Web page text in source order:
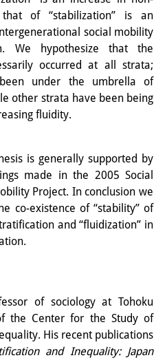
ー
ステナビリティ
ー
ンスフォーメー
ー
ョナル・ジャパ
ス
of “stabilization” is an
social mobility
We hypothesize that the
occurred at all strata;
under the umbrella of
other strata have been being
fluidity.
is generally supported by
made in the 2005 Social
Project. In conclusion we
co-existence of “stability” of
and “fluidization” in
of sociology at Tohoku
the Center for the Study of
His recent publications
and Inequality: Japan